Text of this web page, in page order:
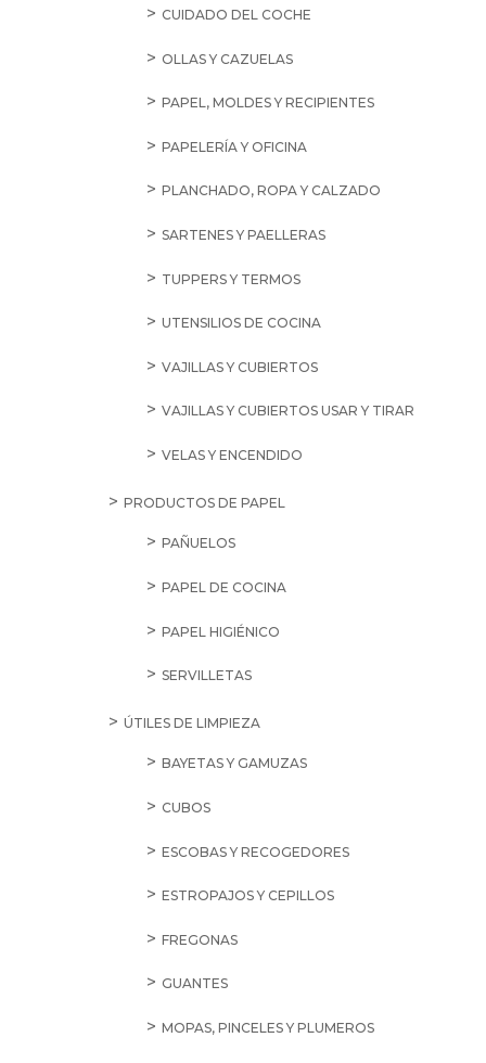
CUIDADO DEL COCHE
OLLAS Y CAZUELAS
PAPEL, MOLDES Y RECIPIENTES
PAPELERÍA Y OFICINA
PLANCHADO, ROPA Y CALZADO
SARTENES Y PAELLERAS
TUPPERS Y TERMOS
UTENSILIOS DE COCINA
VAJILLAS Y CUBIERTOS
VAJILLAS Y CUBIERTOS USAR Y TIRAR
VELAS Y ENCENDIDO
PRODUCTOS DE PAPEL
PAÑUELOS
PAPEL DE COCINA
PAPEL HIGIÉNICO
SERVILLETAS
ÚTILES DE LIMPIEZA
BAYETAS Y GAMUZAS
CUBOS
ESCOBAS Y RECOGEDORES
ESTROPAJOS Y CEPILLOS
FREGONAS
GUANTES
MOPAS, PINCELES Y PLUMEROS